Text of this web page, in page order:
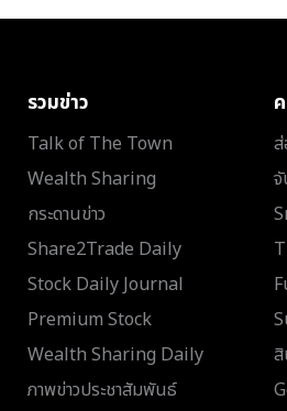
รวมข่าว
Talk of The Town
Wealth Sharing
กระดานข่าว
Share2Trade Daily
Stock Daily Journal
Premium Stock
Wealth Sharing Daily
ภาพข่าวประชาสัมพันธ์